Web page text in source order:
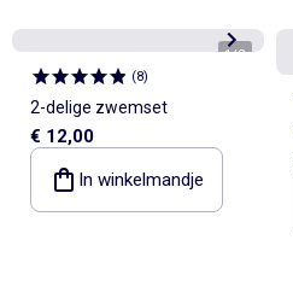
1/2
(8)
2-delige zwemset
€ 12,00
In winkelmandje